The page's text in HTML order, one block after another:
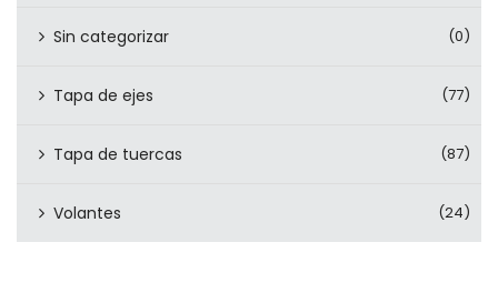
Sin categorizar (0)
Tapa de ejes (77)
Tapa de tuercas (87)
Volantes (24)